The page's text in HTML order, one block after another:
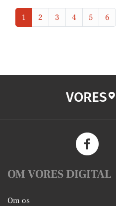
1 2 3 4 5 6
VORES
OM VORES DIGITAL
Om os